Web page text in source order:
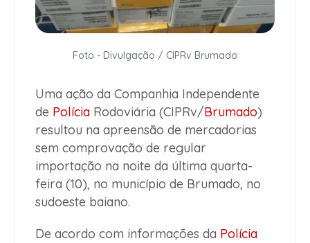
Foto - Divulgação / CIPRv Brumado
Uma ação da Companhia Independente
de Polícia Rodoviária (CIPRv/Brumado)
resultou na apreensão de mercadorias
sem comprovação de regular
importação na noite da última quarta-
feira (10), no município de Brumado, no
sudoeste baiano.
De acordo com informações da Polícia